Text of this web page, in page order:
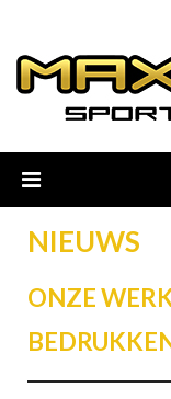
NIEUWS
ONZE